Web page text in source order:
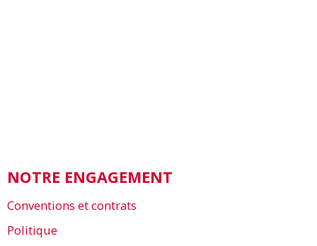
NOTRE ENGAGEMENT
Conventions et contrats
Politique